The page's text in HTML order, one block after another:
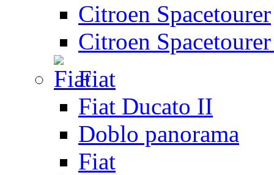
Citroen Spacetourer
Citroen
Fiat
Fiat Ducato II
Doblo panorama
Fiat